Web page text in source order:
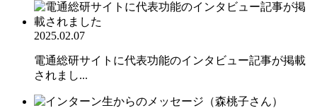
2025.02.07
電通総研サイトに代表功能のインタビュー記事が掲載
されまし...